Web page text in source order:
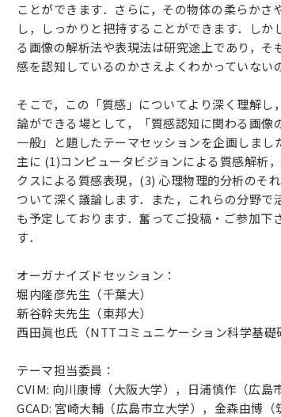
ことができます．さらに，その物体の柔らかさ
し，しっかりと把持することができます．し
る画像の解析法や表現法は研究途上であり，そ
感を認知しているのかさえよくわかっていない
そこで，この「質感」についてより深く理解し
論ができる場として，「質感認知に関わる画像
一般」と題したテーマセッションを企画しまし
主に (1)コンピュータビジョンによる質感解析
クスによる質感表現，(3) 心理物理的分析のそ
ついて深く議論します．また，これらの分野で
も予定しております．奮ってご投稿・ご参加下
す．
オーガナイズドセッション：
堀内隆彦先生（千葉大）
新谷幹夫先生（東邦大）
西田眞也氏（NTTコミュニケーション科学基礎
テーマ担当委員：
CVIM: 向川康博（大阪大学），日浦慎作（広島
GCAD: 宮崎大輔（広島市立大学），金森由博（